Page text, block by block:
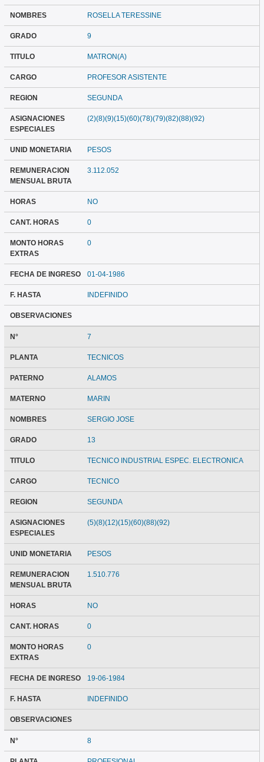
NOMBRES ROSELLA TERESSINE
GRADO 9
TITULO MATRON(A)
CARGO PROFESOR ASISTENTE
REGION SEGUNDA
ASIGNACIONES
ESPECIALES
(2)(8)(9)(15)(60)(78)(79)(82)(88)(92)
UNID MONETARIA PESOS
REMUNERACION
MENSUAL BRUTA
3.112.052
HORAS NO
CANT. HORAS 0
MONTO HORAS
EXTRAS
0
FECHA DE INGRESO 01-04-1986
F. HASTA INDEFINIDO
OBSERVACIONES
N° 7
PLANTA TECNICOS
PATERNO ALAMOS
MATERNO MARIN
NOMBRES SERGIO JOSE
GRADO 13
TITULO TECNICO INDUSTRIAL ESPEC. ELECTRONICA
CARGO TECNICO
REGION SEGUNDA
ASIGNACIONES
ESPECIALES
(5)(8)(12)(15)(60)(88)(92)
UNID MONETARIA PESOS
REMUNERACION
MENSUAL BRUTA
1.510.776
HORAS NO
CANT. HORAS 0
MONTO HORAS
EXTRAS
0
FECHA DE INGRESO 19-06-1984
F. HASTA INDEFINIDO
OBSERVACIONES
N° 8